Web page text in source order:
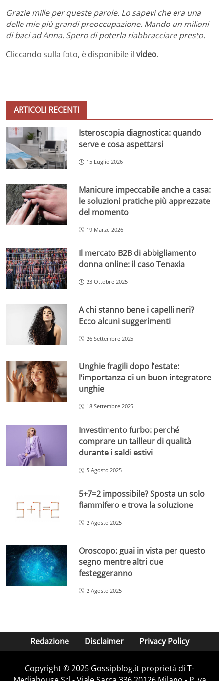
Grazie mille per queste parole. Lo sapevi che era una
delle mie più grandi preoccupazione. Mando un milioni
di baci ad Anna. Spero di poterla riabbracciare presto.
Cliccando sulla foto, è disponibile il video.
ARTICOLI RECENTI
Isteroscopia diagnostica: quando
serve e cosa aspettarsi
15 Luglio 2026
Manicure impeccabile anche a casa:
le soluzioni pratiche più apprezzate
del momento
19 Marzo 2026
Il mercato B2B di abbigliamento
donna online: il caso Tenaxia
23 Ottobre 2025
A chi stanno bene i capelli neri?
Ecco alcuni suggerimenti
26 Settembre 2025
Unghie fragili dopo l’estate:
l’importanza di un buon integratore
unghie
18 Settembre 2025
Investimento furbo: perché
comprare un tailleur di qualità
durante i saldi estivi
5 Agosto 2025
5+7=2 impossibile? Sposta un solo
fiammifero e trova la soluzione
2 Agosto 2025
Oroscopo: guai in vista per questo
segno mentre altri due
festeggeranno
2 Agosto 2025
Redazione Disclaimer Privacy Policy
Copyright © 2025 Gossipblog.it proprietà di T-